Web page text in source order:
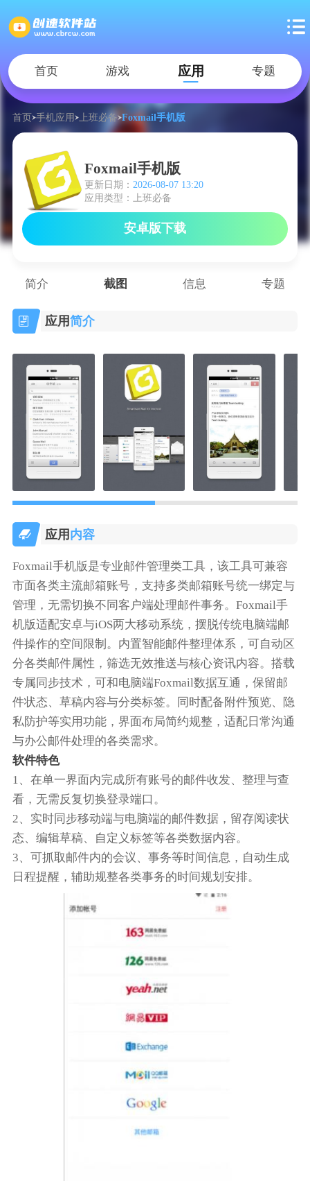
首页 游戏 应用 专题
首页 手机应用 上班必备 Foxmail手机版
Foxmail手机版
更新日期： 2026-08-07 13:20
应用类型：上班必备
安卓版下载
简介 截图 信息 专题
应用简介
应用 内容
Foxmail手机版是专业邮件管理类工具，该工具可兼容
市面各类主流邮箱账号，支持多类邮箱账号统一绑定与
管理，无需切换不同客户端处理邮件事务。Foxmail手
机版适配安卓与iOS两大移动系统，摆脱传统电脑端邮
件操作的空间限制。内置智能邮件整理体系，可自动区
分各类邮件属性，筛选无效推送与核心资讯内容。搭载
专属同步技术，可和电脑端Foxmail数据互通，保留邮
件状态、草稿内容与分类标签。同时配备附件预览、隐
私防护等实用功能，界面布局简约规整，适配日常沟通
与办公邮件处理的各类需求。
软件特色
1、在单一界面内完成所有账号的邮件收发、整理与查
看，无需反复切换登录端口。
2、实时同步移动端与电脑端的邮件数据，留存阅读状
态、编辑草稿、自定义标签等各类数据内容。
3、可抓取邮件内的会议、事务等时间信息，自动生成
日程提醒，辅助规整各类事务的时间规划安排。